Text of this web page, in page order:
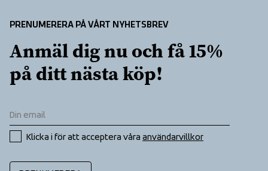
PRENUMERERA PÅ VÅRT NYHETSBREV
Anmäl dig nu och få 15%
på ditt nästa köp!
Klicka i för att acceptera våra användarvillkor